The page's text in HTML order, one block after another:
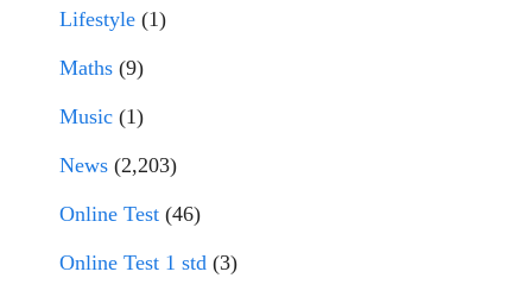
Lifestyle (1)
Maths (9)
Music (1)
News (2,203)
Online Test (46)
Online Test 1 std (3)